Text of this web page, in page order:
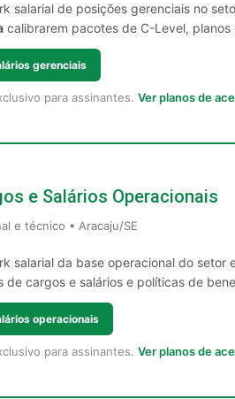
salarial de posições gerenciais no
calibrarem pacotes de C-Level,
gerenciais
para assinantes. Ver planos de
e Salários Operacionais
e técnico • Aracaju/SE
salarial da base operacional do
de cargos e salários e políticas de
operacionais
para assinantes. Ver planos de